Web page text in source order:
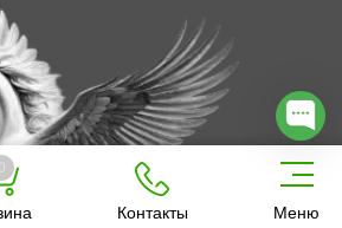
0
Контакты Меню